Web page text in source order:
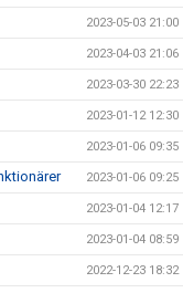
2023-05-03 21:00
2023-04-03 21:06
2023-03-30 22:23
2023-01-12 12:30
2023-01-06 09:35
2023-01-06 09:25
2023-01-04 12:17
2023-01-04 08:59
2022-12-23 18:32